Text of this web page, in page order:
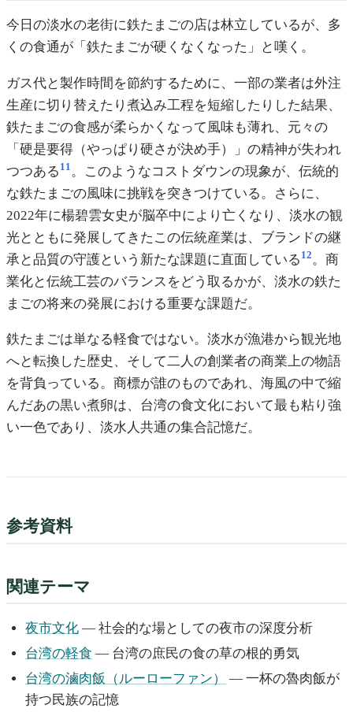
今日の淡水の老街に鉄たまごの店は林立しているが、多
くの食通が「鉄たまごが硬くなくなった」と嘆く。
ガス代と製作時間を節約するために、一部の業者は外注
生産に切り替えたり煮込み工程を短縮したりした結果、
鉄たまごの食感が柔らかくなって風味も薄れ、元々の
「硬是要得（やっぱり硬さが決め手）」の精神が失われ
つつある 11。このようなコストダウンの現象が、伝統的
な鉄たまごの風味に挑戦を突きつけている。さらに、
2022年に楊碧雲女史が脳卒中により亡くなり、淡水の観
光とともに発展してきたこの伝統産業は、ブランドの継
承と品質の守護という新たな課題に直面している 12。商
業化と伝統工芸のバランスをどう取るかが、淡水の鉄た
まごの将来の発展における重要な課題だ。
鉄たまごは単なる軽食ではない。淡水が漁港から観光地
へと転換した歴史、そして二人の創業者の商業上の物語
を背負っている。商標が誰のものであれ、海風の中で縮
んだあの黒い煮卵は、台湾の食文化において最も粘り強
い一色であり、淡水人共通の集合記憶だ。
参考資料
関連テーマ
夜市文化 — 社会的な場としての夜市の深度分析
台湾の軽食 — 台湾の庶民の食の草の根的勇気
台湾の滷肉飯（ルーローファン）
— 一杯の魯肉飯が
持つ民族の記憶